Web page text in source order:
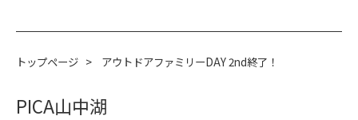
トップページ > アウトドアファミリーDAY 2nd終了！
PICA山中湖